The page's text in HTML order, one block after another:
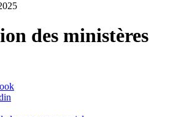
des ministères